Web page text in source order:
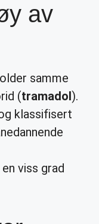
av
samme
(tramadol).
klassifisert
viss grad